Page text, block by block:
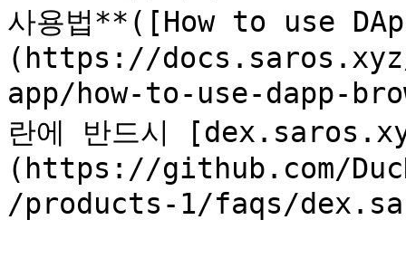
사용법**([How to use
(https://
app/how-to-use-dapp-
란에 반드시
(https://github.com/
/products-1/faqs/